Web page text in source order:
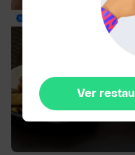
Ver